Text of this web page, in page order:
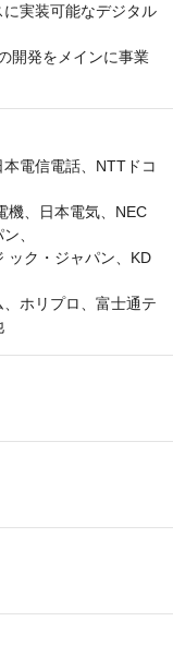
実装可能なデジタル
開発をメインに事業
電信電話、NTTドコ
機、日本電気、NEC
、
ック・ジャパン、KD
ホリプロ、富士通テ